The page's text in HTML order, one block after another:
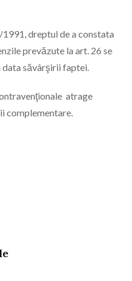
dreptul de a constata
prevăzute la art. 26 se
data săvârşirii faptei.
atrage
complementare.